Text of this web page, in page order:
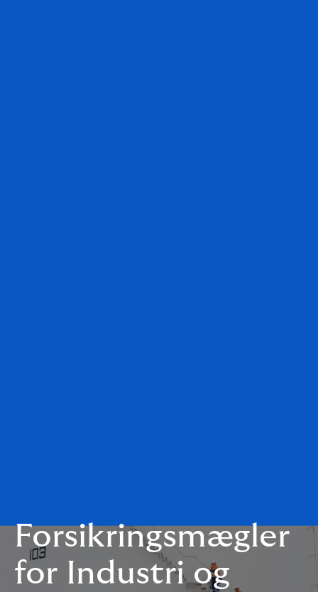
Forsikringsmægler
for Industri og